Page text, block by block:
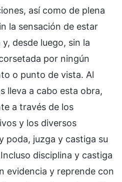
así como de plena
la sensación de estar
desde luego, sin la
por ningún
o punto de vista. Al
lleva a cabo esta obra,
a través de los
y los diversos
poda, juzga y castiga su
disciplina y castiga
evidencia y reprende con